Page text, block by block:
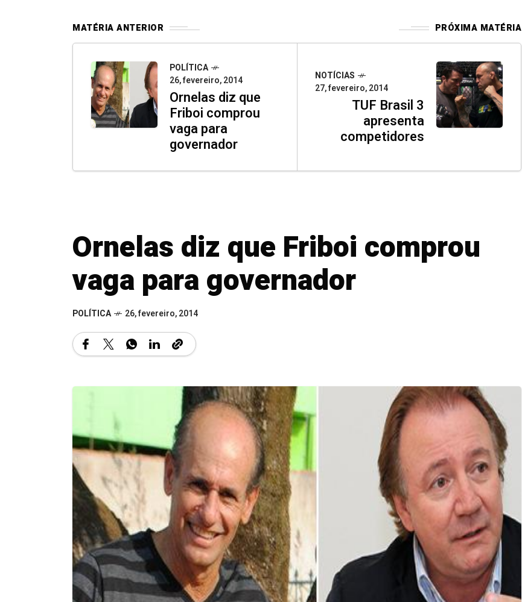
MATÉRIA ANTERIOR PRÓXIMA MATÉRIA
POLÍTICA
26, fevereiro, 2014
Ornelas diz que
Friboi comprou
vaga para
governador
NOTÍCIAS
27, fevereiro, 2014
TUF Brasil 3
apresenta
competidores
Ornelas diz que Friboi comprou
vaga para governador
POLÍTICA 26, fevereiro, 2014